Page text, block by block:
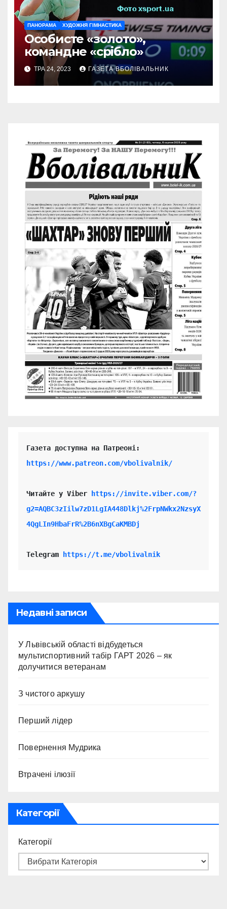
ПАНОРАМА ХУДОЖНЯ ГІМНАСТИКА
Особисте «золото»,
командне «срібло»
ТРА 24, 2023 ГАЗЕТА ВБОЛІВАЛЬНИК
https://www.patreon.com/vbolivalnik/
Читайте у Viber
https://invite.viber.com/?
g2=AQBC3zIilw7zD1LgIA448Dlkj%2FrpNWkx2NzsyX
4QgLIn9HbaFrR%2B6nXBgCaKMBDj
Telegram https://t.me/vbolivalnik
Недавні записи
У Львівській області відбудеться
мультиспортивний табір ГАРТ 2026 – як
долучитися ветеранам
З чистого аркушу
Перший лідер
Повернення Мудрика
Втрачені ілюзії
Категорії
Категорії